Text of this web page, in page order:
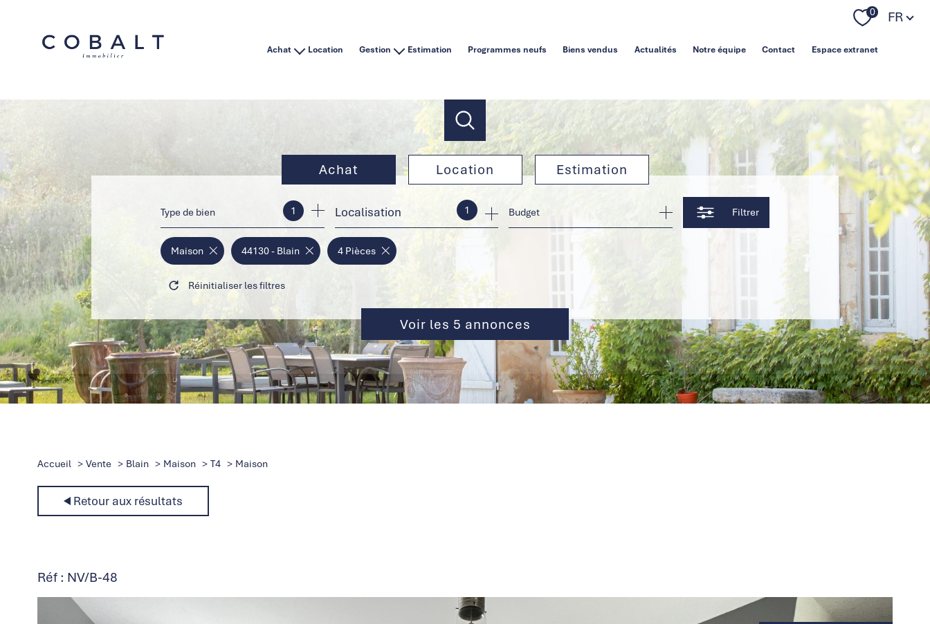
0 Langue
FR
Achat Location Gestion Estimation Programmes neufs Biens vendus Actualités Notre équipe Contact Espace extranet
Achat
de l'ancien
de l'immo pro
Location
à l'année
Estimation
Type de bien 1 1
Localisation Budget Filtrer
Voir les 5 annonces
Maison 44130 - Blain 4 Pièces
Réinitialiser les filtres
Accueil Vente Blain Maison T4 Maison
Retour aux résultats
Réf : NV/B-48